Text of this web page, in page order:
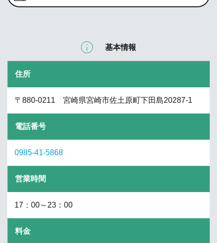
基本情報
住所
〒880-0211 宮崎県宮崎市佐土原町下田島20287-1
電話番号
0985-41-5868
営業時間
17：00～23：00
料金